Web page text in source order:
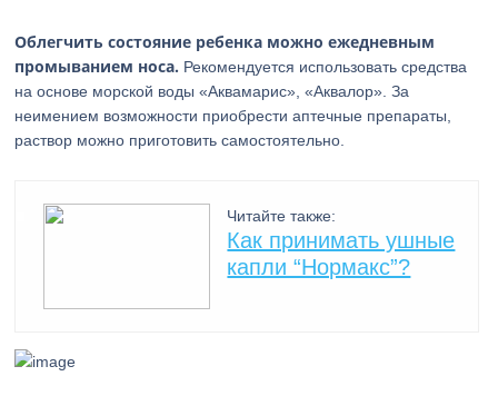
Облегчить состояние ребенка можно ежедневным
промыванием носа. Рекомендуется использовать средства
на основе морской воды «Аквамарис», «Аквалор». За
неимением возможности приобрести аптечные препараты,
раствор можно приготовить самостоятельно.
Читайте также:
Как принимать ушные
капли “Нормакс”?